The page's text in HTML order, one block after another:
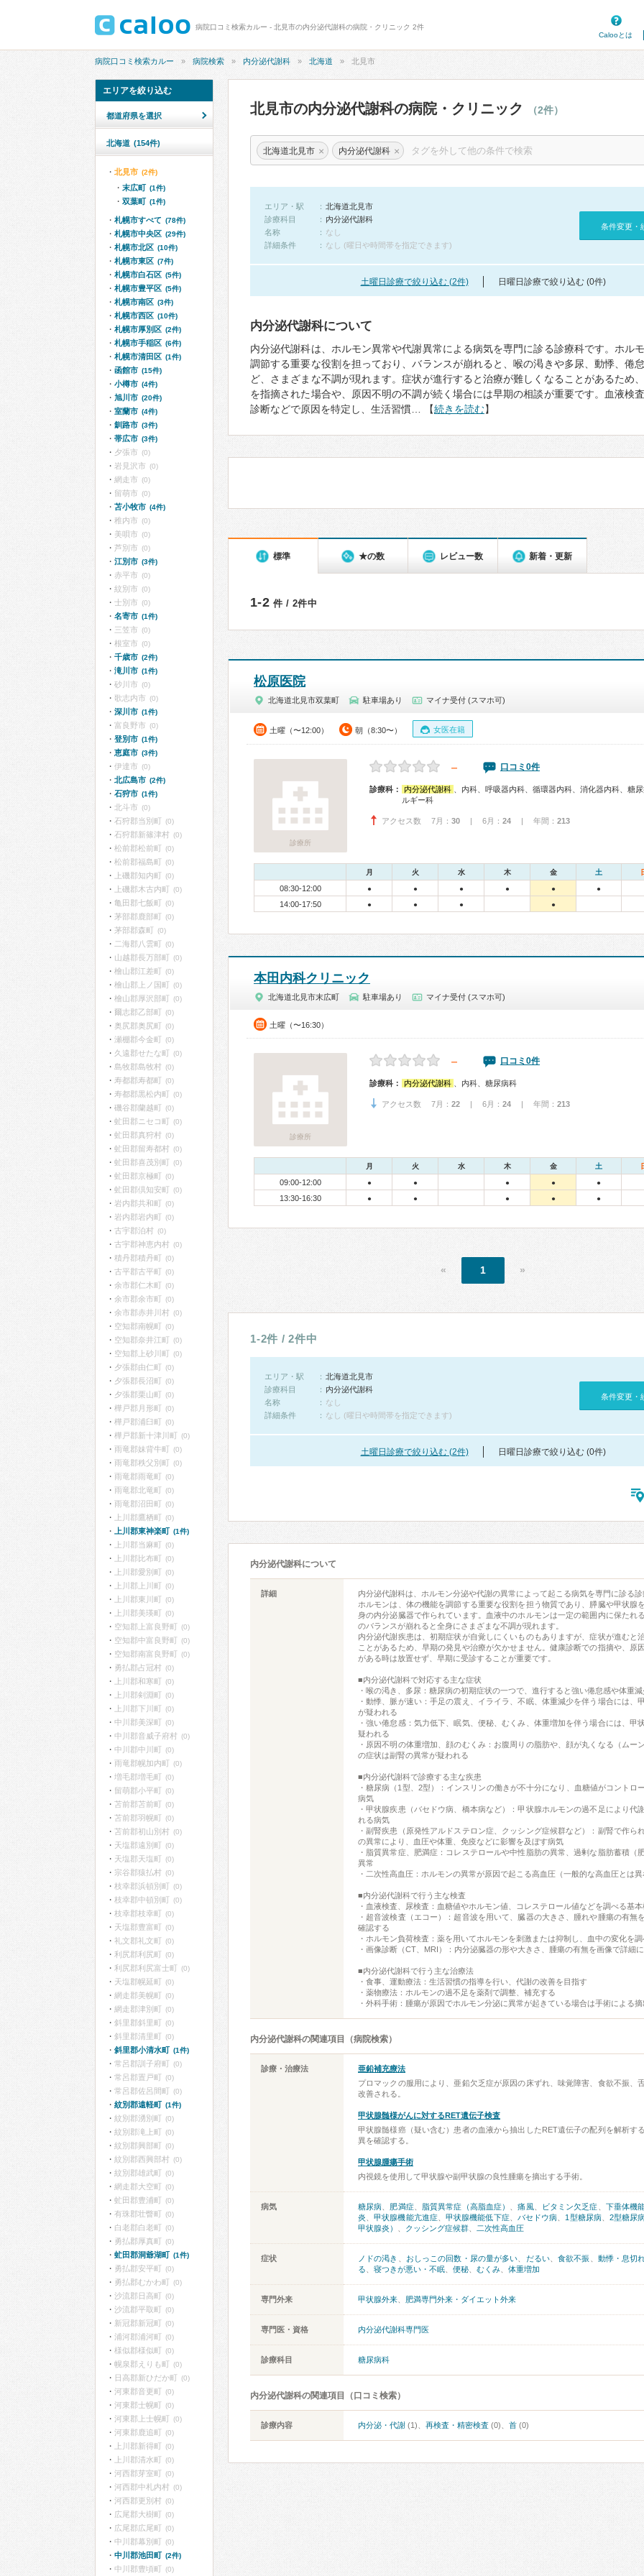
病院口コミ検索カルー - 北見市の内分泌代謝科の病院・クリニック 2件
Calooとは
病院口コミ検索カルー 病院検索 内分泌代謝科 北海道 北見市
北見市の内分泌代謝科の病院・クリニック （2件）
北海道北見市 × 内分泌代謝科 ×
エリア・駅
北海道北見市
診療科目
内分泌代謝科
名称
なし
詳細条件
なし (曜日や時間帯を指定できます)
条件変更・
土曜日診療で絞り込む (2件) 日曜日診療で絞り込む (0件)
内分泌代謝科について
内分泌代謝科は、ホルモン異常や代謝異常による病気を専門に診る診療科です。ホル
調節する重要な役割を担っており、バランスが崩れると、喉の渇きや多尿、動悸、倦
ど、さまざまな不調が現れます。症状が進行すると治療が難しくなることがあるため
を指摘された場合や、原因不明の不調が続く場合には早期の相談が重要です。血液検
診断などで原因を特定し、生活習慣… 【続きを読む】
標準 ★の数 レビュー数 新着・更新
1-2 件 / 2件中
松原医院
北海道北見市双葉町 駐車場あり マイナ受付 (スマホ可)
土曜（〜12:00） 朝（8:30〜） 女医在籍
診療所
－ 口コミ0件
診療科： 内分泌代謝科
、内科、呼吸器内科、循環器内科、消化器内科、糖
ルギー科
アクセス数 7月： 30 | 6月： 24 | 年間： 213
月 火 水 木 金 土
08:30-12:00 ● ● ● ● ● ●
14:00-17:50 ● ● ● ●
本田内科クリニック
北海道北見市末広町 駐車場あり マイナ受付 (スマホ可)
土曜（〜16:30）
診療所
－ 口コミ0件
診療科： 内分泌代謝科 、内科、糖尿病科
アクセス数 7月： 22 | 6月： 24 | 年間： 213
月 火 水 木 金 土
09:00-12:00 ● ● ● ● ●
13:30-16:30 ● ● ● ● ●
« 1 »
1-2件 / 2件中
エリア・駅
北海道北見市
診療科目
内分泌代謝科
名称
なし
詳細条件
なし (曜日や時間帯を指定できます)
条件変更・
土曜日診療で絞り込む (2件) 日曜日診療で絞り込む (0件)
内分泌代謝科について
詳細
内分泌代謝科は、ホルモン分泌や代謝の異常によって起こる病気を専門に診る
ホルモンは、体の機能を調節する重要な役割を担う物質であり、膵臓や甲状腺
身の内分泌臓器で作られています。血液中のホルモンは一定の範囲内に保たれ
のバランスが崩れると全身にさまざまな不調が現れます。
内分泌代謝疾患は、初期症状が自覚しにくいものもありますが、症状が進むと
ことがあるため、早期の発見や治療が欠かせません。健康診断での指摘や、原
がある時は放置せず、早期に受診することが重要です。
■内分泌代謝科で対応する主な症状
・喉の渇き、多尿：糖尿病の初期症状の一つで、進行すると強い倦怠感や体重
・動悸、脈が速い：手足の震え、イライラ、不眠、体重減少を伴う場合には、
が疑われる
・強い倦怠感：気力低下、眠気、便秘、むくみ、体重増加を伴う場合には、甲
疑われる
・原因不明の体重増加、顔のむくみ：お腹周りの脂肪や、顔が丸くなる（ムー
の症状は副腎の異常が疑われる
■内分泌代謝科で診療する主な疾患
・糖尿病（1型、2型）：インスリンの働きが不十分になり、血糖値がコントロ
病気
・甲状腺疾患（バセドウ病、橋本病など）：甲状腺ホルモンの過不足により代
れる病気
・副腎疾患（原発性アルドステロン症、クッシング症候群など）：副腎で作ら
の異常により、血圧や体重、免疫などに影響を及ぼす病気
・脂質異常症、肥満症：コレステロールや中性脂肪の異常、過剰な脂肪蓄積（
異常
・二次性高血圧：ホルモンの異常が原因で起こる高血圧（一般的な高血圧とは
■内分泌代謝科で行う主な検査
・血液検査、尿検査：血糖値やホルモン値、コレステロール値などを調べる基
・超音波検査（エコー）：超音波を用いて、臓器の大きさ、腫れや腫瘍の有無
確認する
・ホルモン負荷検査：薬を用いてホルモンを刺激または抑制し、血中の変化を
・画像診断（CT、MRI）：内分泌臓器の形や大きさ、腫瘍の有無を画像で詳細
■内分泌代謝科で行う主な治療法
・食事、運動療法：生活習慣の指導を行い、代謝の改善を目指す
・薬物療法：ホルモンの過不足を薬剤で調整、補充する
・外科手術：腫瘍が原因でホルモン分泌に異常が起きている場合は手術による
内分泌代謝科の関連項目（病院検索）
診療・治療法
亜鉛補充療法
プロマックの服用により、亜鉛欠乏症が原因の床ずれ、味覚障害、食欲不振、
改善される。
甲状腺髄様がんに対するRET遺伝子検査
甲状腺髄様癌（疑い含む）患者の血液から抽出したRET遺伝子の配列を解析す
異を確認する。
甲状腺腫瘍手術
内視鏡を使用して甲状腺や副甲状腺の良性腫瘍を摘出する手術。
病気 糖尿病 肥満症、 脂質異常症（高脂血症） 、痛風、 ビタミン欠乏症
下垂体機
炎 、甲状腺機能亢進症、甲状腺機能低下症、 バセドウ病 1型糖尿病、 2型糖尿
甲状腺炎）
クッシング症候群 二次性高血圧
症状 ノドの渇き おしっこの回数・尿の量が多い だるい、食欲不振
動悸・息切
る
寝つきが悪い・不眠 便秘 むくみ 体重増加
専門外来 甲状腺外来 肥満専門外来・ダイエット外来
専門医・資格 内分泌代謝科専門医
診療科目 糖尿病科
内分泌代謝科の関連項目（口コミ検索）
診療内容 内分泌・代謝 (1)、 再検査・精密検査 (0)、 首 (0)
エリアを絞り込む
都道府県を選択
北海道 (154件)
北見市 (2件)
末広町 (1件)
双葉町 (1件)
札幌市すべて (78件)
札幌市中央区 (29件)
札幌市北区 (10件)
札幌市東区 (7件)
札幌市白石区 (5件)
札幌市豊平区 (5件)
札幌市南区 (3件)
札幌市西区 (10件)
札幌市厚別区 (2件)
札幌市手稲区 (6件)
札幌市清田区 (1件)
函館市 (15件)
小樽市 (4件)
旭川市 (20件)
室蘭市 (4件)
釧路市 (3件)
帯広市 (3件)
夕張市 (0)
岩見沢市 (0)
網走市 (0)
留萌市 (0)
苫小牧市 (4件)
稚内市 (0)
美唄市 (0)
芦別市 (0)
江別市 (3件)
赤平市 (0)
紋別市 (0)
士別市 (0)
名寄市 (1件)
三笠市 (0)
根室市 (0)
千歳市 (2件)
滝川市 (1件)
砂川市 (0)
歌志内市 (0)
深川市 (1件)
富良野市 (0)
登別市 (1件)
恵庭市 (3件)
伊達市 (0)
北広島市 (2件)
石狩市 (1件)
北斗市 (0)
石狩郡当別町 (0)
石狩郡新篠津村 (0)
松前郡松前町 (0)
松前郡福島町 (0)
上磯郡知内町 (0)
上磯郡木古内町 (0)
亀田郡七飯町 (0)
茅部郡鹿部町 (0)
茅部郡森町 (0)
二海郡八雲町 (0)
山越郡長万部町 (0)
檜山郡江差町 (0)
檜山郡上ノ国町 (0)
檜山郡厚沢部町 (0)
爾志郡乙部町 (0)
奥尻郡奥尻町 (0)
瀬棚郡今金町 (0)
久遠郡せたな町 (0)
島牧郡島牧村 (0)
寿都郡寿都町 (0)
寿都郡黒松内町 (0)
磯谷郡蘭越町 (0)
虻田郡ニセコ町 (0)
虻田郡真狩村 (0)
虻田郡留寿都村 (0)
虻田郡喜茂別町 (0)
虻田郡京極町 (0)
虻田郡倶知安町 (0)
岩内郡共和町 (0)
岩内郡岩内町 (0)
古宇郡泊村 (0)
古宇郡神恵内村 (0)
積丹郡積丹町 (0)
古平郡古平町 (0)
余市郡仁木町 (0)
余市郡余市町 (0)
余市郡赤井川村 (0)
空知郡南幌町 (0)
空知郡奈井江町 (0)
空知郡上砂川町 (0)
夕張郡由仁町 (0)
夕張郡長沼町 (0)
夕張郡栗山町 (0)
樺戸郡月形町 (0)
樺戸郡浦臼町 (0)
樺戸郡新十津川町 (0)
雨竜郡妹背牛町 (0)
雨竜郡秩父別町 (0)
雨竜郡雨竜町 (0)
雨竜郡北竜町 (0)
雨竜郡沼田町 (0)
上川郡鷹栖町 (0)
上川郡東神楽町 (1件)
上川郡当麻町 (0)
上川郡比布町 (0)
上川郡愛別町 (0)
上川郡上川町 (0)
上川郡東川町 (0)
上川郡美瑛町 (0)
空知郡上富良野町 (0)
空知郡中富良野町 (0)
空知郡南富良野町 (0)
勇払郡占冠村 (0)
上川郡和寒町 (0)
上川郡剣淵町 (0)
上川郡下川町 (0)
中川郡美深町 (0)
中川郡音威子府村 (0)
中川郡中川町 (0)
雨竜郡幌加内町 (0)
増毛郡増毛町 (0)
留萌郡小平町 (0)
苫前郡苫前町 (0)
苫前郡羽幌町 (0)
苫前郡初山別村 (0)
天塩郡遠別町 (0)
天塩郡天塩町 (0)
宗谷郡猿払村 (0)
枝幸郡浜頓別町 (0)
枝幸郡中頓別町 (0)
枝幸郡枝幸町 (0)
天塩郡豊富町 (0)
礼文郡礼文町 (0)
利尻郡利尻町 (0)
利尻郡利尻富士町 (0)
天塩郡幌延町 (0)
網走郡美幌町 (0)
網走郡津別町 (0)
斜里郡斜里町 (0)
斜里郡清里町 (0)
斜里郡小清水町 (1件)
常呂郡訓子府町 (0)
常呂郡置戸町 (0)
常呂郡佐呂間町 (0)
紋別郡遠軽町 (1件)
紋別郡湧別町 (0)
紋別郡滝上町 (0)
紋別郡興部町 (0)
紋別郡西興部村 (0)
紋別郡雄武町 (0)
網走郡大空町 (0)
虻田郡豊浦町 (0)
有珠郡壮瞥町 (0)
白老郡白老町 (0)
勇払郡厚真町 (0)
虻田郡洞爺湖町 (1件)
勇払郡安平町 (0)
勇払郡むかわ町 (0)
沙流郡日高町 (0)
沙流郡平取町 (0)
新冠郡新冠町 (0)
浦河郡浦河町 (0)
様似郡様似町 (0)
幌泉郡えりも町 (0)
日高郡新ひだか町 (0)
河東郡音更町 (0)
河東郡士幌町 (0)
河東郡上士幌町 (0)
河東郡鹿追町 (0)
上川郡新得町 (0)
上川郡清水町 (0)
河西郡芽室町 (0)
河西郡中札内村 (0)
河西郡更別村 (0)
広尾郡大樹町 (0)
広尾郡広尾町 (0)
中川郡幕別町 (0)
中川郡池田町 (2件)
中川郡豊頃町 (0)